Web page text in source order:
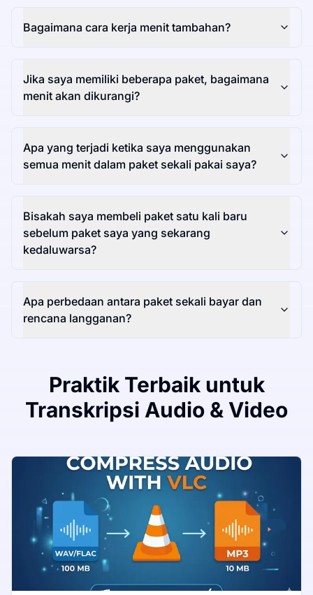
Bagaimana cara kerja menit tambahan?
Jika saya memiliki beberapa paket, bagaimana
menit akan dikurangi?
Apa yang terjadi ketika saya menggunakan
semua menit dalam paket sekali pakai saya?
Bisakah saya membeli paket satu kali baru
sebelum paket saya yang sekarang
kedaluwarsa?
Apa perbedaan antara paket sekali bayar dan
rencana langganan?
Praktik Terbaik untuk
Transkripsi Audio & Video